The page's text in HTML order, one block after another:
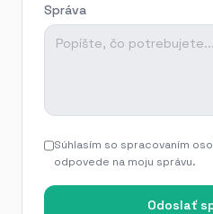
Správa
Súhlasím so spracovaním
odpovede na moju správu.
Odoslať